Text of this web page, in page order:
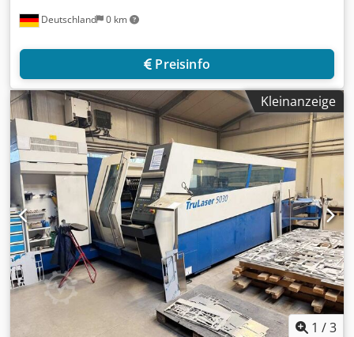
Deutschland 0 km
Preisinfo
Kleinanzeige
1 /3